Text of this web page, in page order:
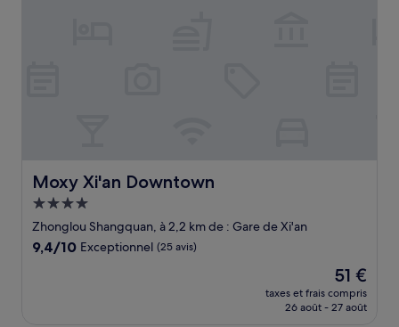
Moxy Xi'an Downtown
Moxy Xi'an Downtown
Hébergement
4.0 étoiles
Zhonglou Shangquan, à 2,2 km de : Gare de Xi'an
9.4
9,4/10 Exceptionnel (25 avis)
Le
nouveau
prix
51 €
taxes et frais compris
26 août - 27 août